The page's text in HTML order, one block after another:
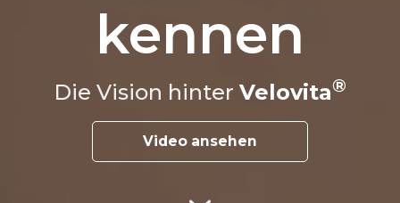
kennen
Die Vision hinter Velovita
Video ansehen